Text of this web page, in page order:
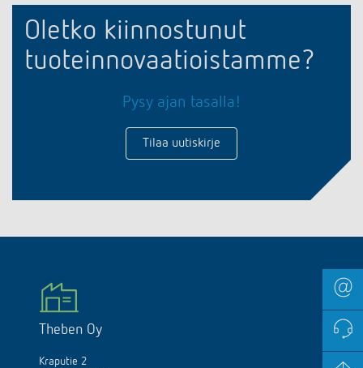
Oletko kiinnostunut
tuoteinnovaatioistamme?
Pysy ajan tasalla!
Tilaa uutiskirje
Theben Oy
Kraputie 2